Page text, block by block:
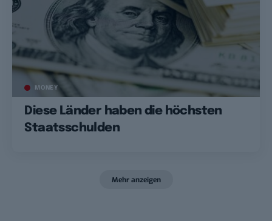
MONEY
Diese Länder haben die höchsten
Staatsschulden
Mehr anzeigen